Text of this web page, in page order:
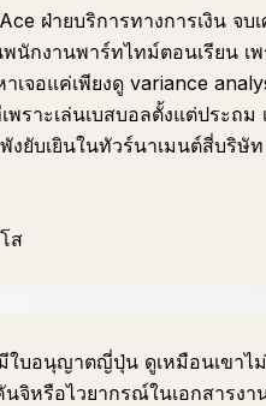
ฝ่ายบริการทางการเงิน จ
นักงานพาร์ทไทม์ตอนเรียน เ
เจอแค่เพียงดู variance
พราะเล่นเบสบอลตั้งแต่ประ
งยับเยินในทัวร์นาเมนต์สี่บริษั
ส
ใบอนุญาตญี่ปุ่น ดูเหมือนเขาไ
นจิหรือไวยากรณ์ในเอกสารง